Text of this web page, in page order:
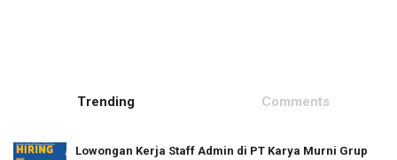
Trending Comments
Lowongan Kerja Staff Admin di PT Karya Murni Grup